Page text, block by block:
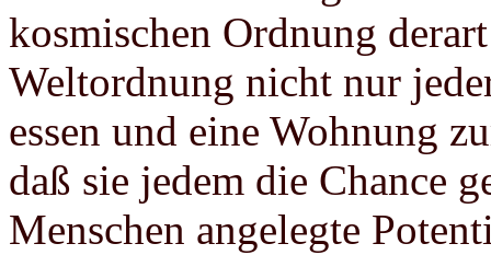
kosmischen Ordnung
Weltordnung nicht nur
essen und eine Wohnung
daß sie jedem die Chance
Menschen angelegte